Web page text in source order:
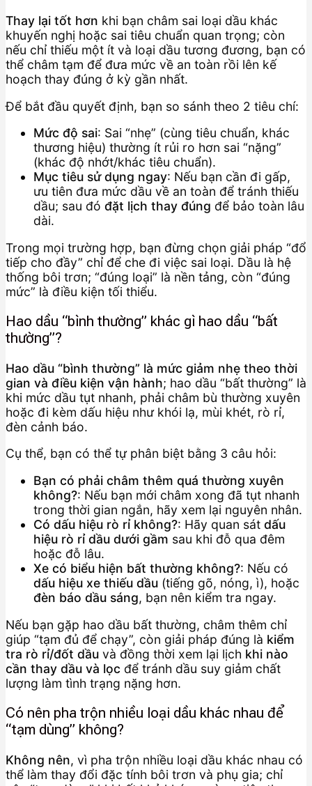
Thay lại tốt hơn khi bạn châm sai loại dầu khác
khuyến nghị hoặc sai tiêu chuẩn quan trọng; còn
nếu chỉ thiếu một ít và loại dầu tương đương, bạn có
thể châm tạm để đưa mức về an toàn rồi lên kế
hoạch thay đúng ở kỳ gần nhất.
Để bắt đầu quyết định, bạn so sánh theo 2 tiêu chí:
Mức độ sai: Sai “nhẹ” (cùng tiêu chuẩn, khác
thương hiệu) thường ít rủi ro hơn sai “nặng”
(khác độ nhớt/khác tiêu chuẩn).
Mục tiêu sử dụng ngay: Nếu bạn cần đi gấp,
ưu tiên đưa mức dầu về an toàn để tránh thiếu
dầu; sau đó đặt lịch thay đúng để bảo toàn lâu
dài.
Trong mọi trường hợp, bạn đừng chọn giải pháp “đổ
tiếp cho đầy” chỉ để che đi việc sai loại. Dầu là hệ
thống bôi trơn; “đúng loại” là nền tảng, còn “đúng
mức” là điều kiện tối thiểu.
Hao dầu “bình thường” khác gì hao dầu “bất
thường”?
Hao dầu “bình thường” là mức giảm nhẹ theo thời
gian và điều kiện vận hành; hao dầu “bất thường” là
khi mức dầu tụt nhanh, phải châm bù thường xuyên
hoặc đi kèm dấu hiệu như khói lạ, mùi khét, rò rỉ,
đèn cảnh báo.
Cụ thể, bạn có thể tự phân biệt bằng 3 câu hỏi:
Bạn có phải châm thêm quá thường xuyên
không?: Nếu bạn mới châm xong đã tụt nhanh
trong thời gian ngắn, hãy xem lại nguyên nhân.
Có dấu hiệu rò rỉ không?: Hãy quan sát dấu
hiệu rò rỉ dầu dưới gầm sau khi đỗ qua đêm
hoặc đỗ lâu.
Xe có biểu hiện bất thường không?: Nếu có
dấu hiệu xe thiếu dầu (tiếng gõ, nóng, ì), hoặc
đèn báo dầu sáng, bạn nên kiểm tra ngay.
Nếu bạn gặp hao dầu bất thường, châm thêm chỉ
giúp “tạm đủ để chạy”, còn giải pháp đúng là kiểm
tra rò rỉ/đốt dầu và đồng thời xem lại lịch khi nào
cần thay dầu và lọc để tránh dầu suy giảm chất
lượng làm tình trạng nặng hơn.
Có nên pha trộn nhiều loại dầu khác nhau để
“tạm dùng” không?
Không nên, vì pha trộn nhiều loại dầu khác nhau có
thể làm thay đổi đặc tính bôi trơn và phụ gia; chỉ